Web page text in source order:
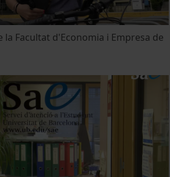
la Facultat d'Economia i Empresa de